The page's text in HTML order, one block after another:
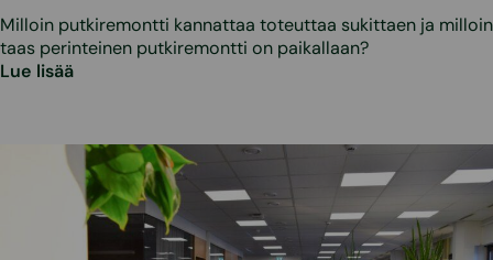
Milloin putkiremontti kannattaa toteuttaa sukittaen ja milloin
taas perinteinen putkiremontti on paikallaan?
Lue lisää